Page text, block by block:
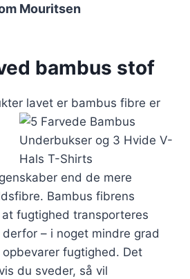
Mouritsen
bambus stof
lavet er bambus fibre er
end de mere
Bambus fibrens
fugtighed transporteres
– i noget mindre grad
fugtighed. Det
du sveder, så vil